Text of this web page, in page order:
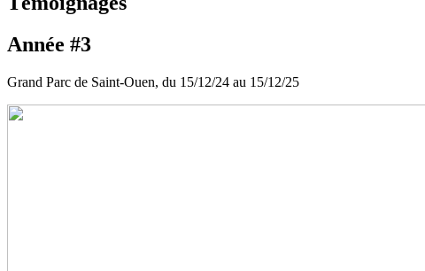
Année #3
Grand Parc de Saint-Ouen, du 15/12/24 au 15/12/25